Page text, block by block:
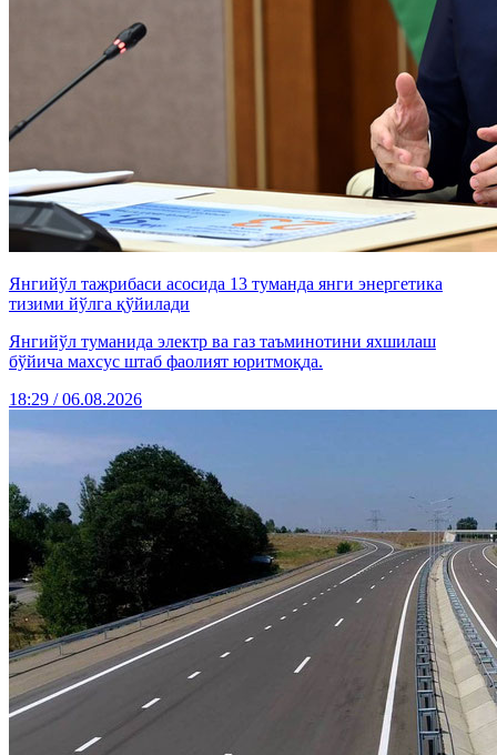
Янгийўл тажрибаси асосида 13 туманда янги энергетика
тизими йўлга қўйилади
Янгийўл туманида электр ва газ таъминотини яхшилаш
бўйича махсус штаб фаолият юритмоқда.
18:29 / 06.08.2026